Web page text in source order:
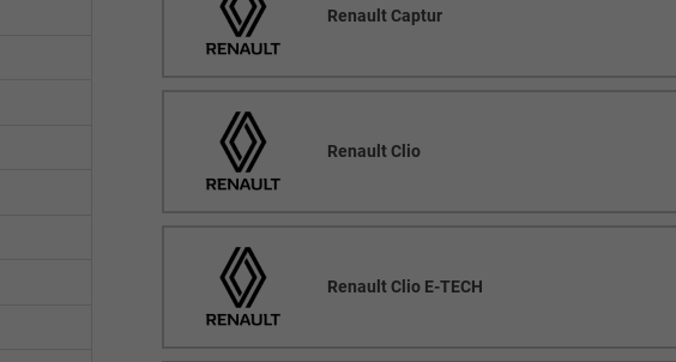
Renault Captur
Renault Clio
Renault Clio E-TECH